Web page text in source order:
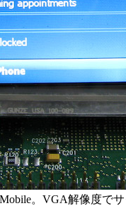
。VGA解像度で